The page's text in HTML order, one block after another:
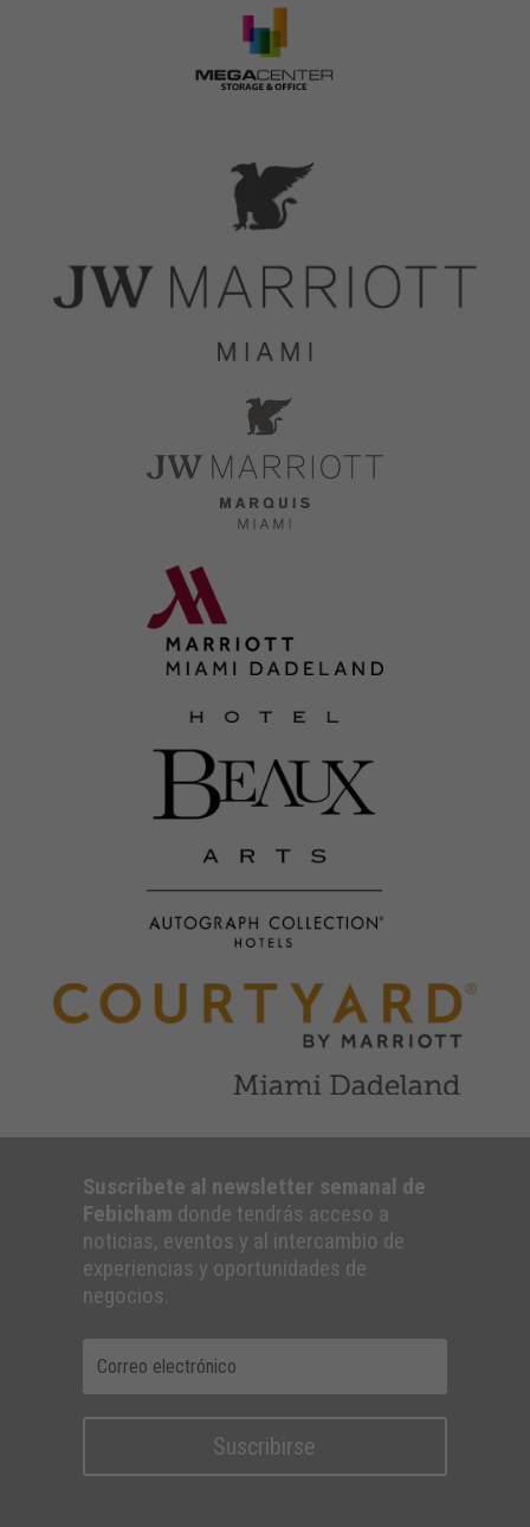
Suscribete al newsletter semanal de
Febicham donde tendrás acceso a
noticias, eventos y al intercambio de
experiencias y oportunidades de
negocios.
Suscribirse